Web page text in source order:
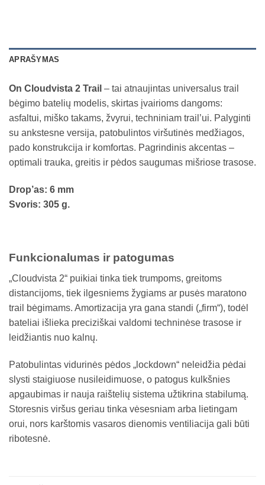
APRAŠYMAS
On Cloudvista 2 Trail – tai atnaujintas universalus trail
bėgimo batelių modelis, skirtas įvairioms dangoms:
asfaltui, miško takams, žvyrui, techniniam trail’ui. Palyginti
su ankstesne versija, patobulintos viršutinės medžiagos,
pado konstrukcija ir komfortas. Pagrindinis akcentas –
optimali trauka, greitis ir pėdos saugumas mišriose trasose.
Drop’as: 6 mm
Svoris: 305 g.
Funkcionalumas ir patogumas
„Cloudvista 2“ puikiai tinka tiek trumpoms, greitoms
distancijoms, tiek ilgesniems žygiams ar pusės maratono
trail bėgimams. Amortizacija yra gana standi („firm“), todėl
bateliai išlieka preciziškai valdomi techninėse trasose ir
leidžiantis nuo kalnų.
Patobulintas vidurinės pėdos „lockdown“ neleidžia pėdai
slysti staigiuose nusileidimuose, o patogus kulkšnies
apgaubimas ir nauja raištelių sistema užtikrina stabilumą.
Storesnis viršus geriau tinka vėsesniam arba lietingam
orui, nors karštomis vasaros dienomis ventiliacija gali būti
ribotesnė.